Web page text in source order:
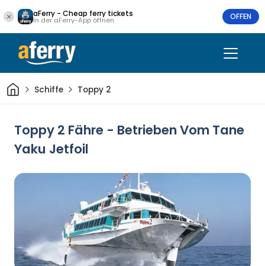
aFerry - Cheap ferry tickets
In der aFerry-App öffnen OFFEN
HeimSchiffe Toppy 2
Toppy 2 Fähre - Betrieben Vom Tane
Yaku Jetfoil